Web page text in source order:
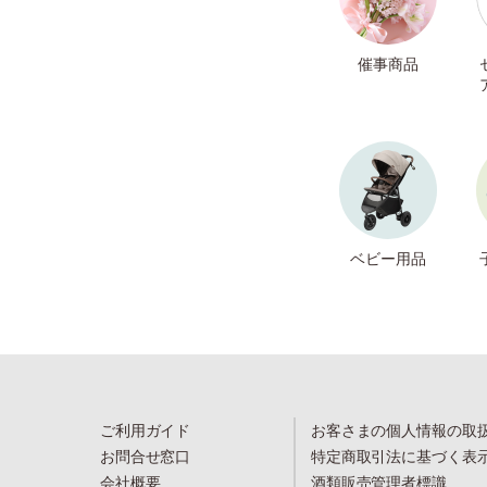
催事商品
ベビー用品
ご利用ガイド
お問合せ窓口
会社概要
お客さまの個人情報の取
特定商取引法に基づく表
酒類販売管理者標識